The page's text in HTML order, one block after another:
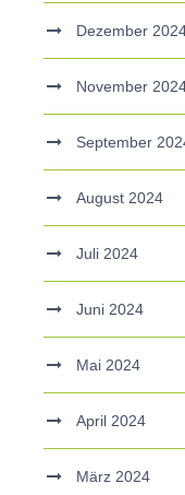
Dezember
November
September
August 2024
Juli 2024
Juni 2024
Mai 2024
April 2024
März 2024